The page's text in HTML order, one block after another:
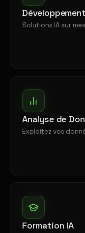
Solutions IA sur
Analyse de
Exploitez vos
Formation IA